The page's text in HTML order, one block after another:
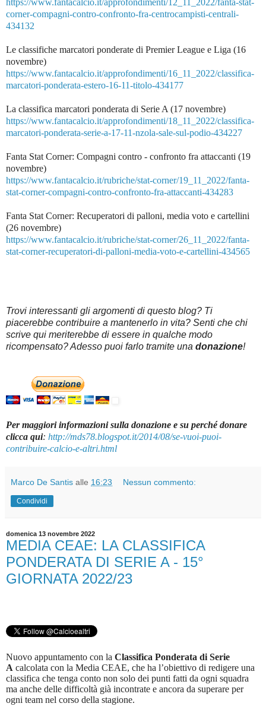
https://www.fantacalcio.it/approfondimenti/12_11_2022/fanta-stat-
corner-compagni-contro-confronto-fra-centrocampisti-centrali-
434132
Le classifiche marcatori ponderate di Premier League e Liga (16
novembre)
https://www.fantacalcio.it/approfondimenti/16_11_2022/classifica-
marcatori-ponderata-estero-16-11-titolo-434177
La classifica marcatori ponderata di Serie A (17 novembre)
https://www.fantacalcio.it/approfondimenti/18_11_2022/classifica-
marcatori-ponderata-serie-a-17-11-nzola-sale-sul-podio-434227
Fanta Stat Corner: Compagni contro - confronto fra attaccanti (19
novembre)
https://www.fantacalcio.it/rubriche/stat-corner/19_11_2022/fanta-
stat-corner-compagni-contro-confronto-fra-attaccanti-434283
Fanta Stat Corner: Recuperatori di palloni, media voto e cartellini
(26 novembre)
https://www.fantacalcio.it/rubriche/stat-corner/26_11_2022/fanta-
stat-corner-recuperatori-di-palloni-media-voto-e-cartellini-434565
Trovi interessanti gli argomenti di questo blog? Ti
piacerebbe contribuire a mantenerlo in vita? Senti che chi
scrive qui meriterebbe di essere in qualche modo
ricompensato? Adesso puoi farlo tramite una donazione!
Per maggiori informazioni sulla donazione e su perché donare
clicca qui: http://mds78.blogspot.it/2014/08/se-vuoi-puoi-
contribuire-calcio-e-altri.html
Marco De Santis alle 16:23 Nessun commento:
Condividi
domenica 13 novembre 2022
MEDIA CEAE: LA CLASSIFICA
PONDERATA DI SERIE A - 15°
GIORNATA 2022/23
Nuovo appuntamento con la Classifica Ponderata di Serie
A calcolata con la Media CEAE, che ha l’obiettivo di redigere una
classifica che tenga conto non solo dei punti fatti da ogni squadra
ma anche delle difficoltà già incontrate e ancora da superare per
ogni team nel corso della stagione.